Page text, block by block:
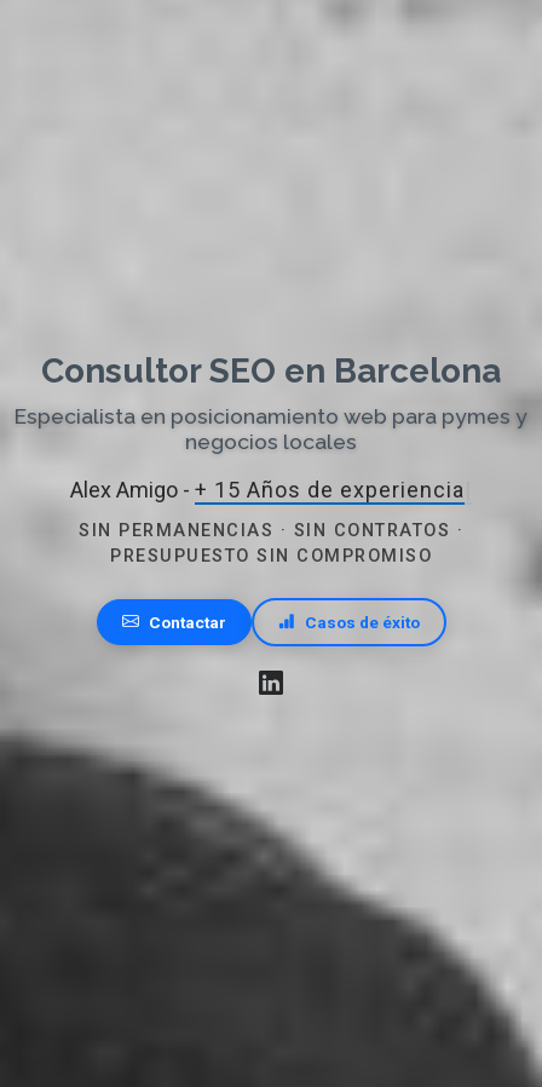
Consultor SEO en Barcelona
Especialista en posicionamiento web para pymes y
negocios locales
Alex Amigo - + 15 Años de exper|
SIN PERMANENCIAS · SIN CONTRATOS ·
PRESUPUESTO SIN COMPROMISO
Contactar Casos de éxito